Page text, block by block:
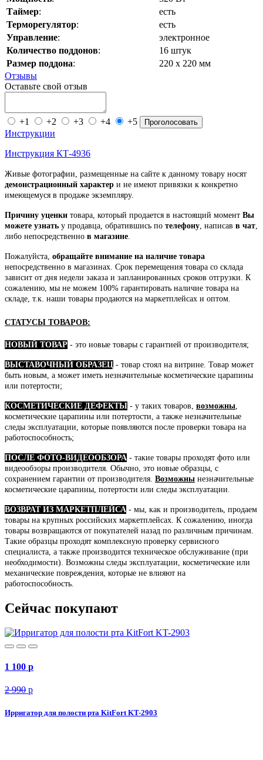
Таймер:
есть
Терморегулятор:
есть
Управление:
электронное
Количество поддонов:
16 штук
Размер поддона:
220 х 220 мм
Отзывы
Оставьте свой отзыв
+1 +2 +3 +4 +5 Проголосовать
Инструкции
Инструкция КТ-4936
Живые фотографии, размещенные на сайте к данному товару носят
демонстрационный характер и не имеют привязки к конкретно
имеющемуся в продаже экземпляру.
Причину уценки товара, который продается в настоящий момент Вы
можете узнать у продавца, обратившись по телефону, написав в чат,
либо непосредственно в магазине.
Пожалуйста, обращайте внимание на наличие товара
непосредственно в магазинах. Срок перемещения товара со склада
зависит от дня недели заказа и запланированных сроков отгрузки. К
сожалению, мы не можем 100% гарантировать наличие товара на
складе, т.к. наши товары продаются на маркетплейсах и оптом.
СТАТУСЫ ТОВАРОВ:
НОВЫЙ ТОВАР - это новые товары с гарантией от производителя;
ВЫСТАВОЧНЫЙ ОБРАЗЕЦ - товар стоял на витрине. Товар может
быть новым, а может иметь незначительные косметические царапины
или потертости;
КОСМЕТИЧЕСКИЕ ДЕФЕКТЫ - у таких товаров, возможны
косметические царапины или потертости, а также незначительные
следы эксплуатации, которые появляются после проверки товара на
работоспособность;
ПОСЛЕ ФОТО-ВИДЕООБЗОРА - такие товары проходят фото или
видеообзоры производителя. Обычно, это новые образцы, с
сохранением гарантии от производителя. Возможны незначительные
косметические царапины, потертости или следы эксплуатации.
ВОЗВРАТ ИЗ МАРКЕТПЛЕЙСА - мы, как и производитель, продаем
товары на крупных российских маркетплейсах. К сожалению, иногда
товары возвращаются от покупателей назад по различным причинам.
Такие образцы проходят комплексную проверку сервисного
специалиста, а также производится техническое обслуживание (при
необходимости). Возможны следы эксплуатации, косметические или
механические повреждения, которые не влияют на
работоспособность.
Сейчас покупают
1 100 p
2 990 p
Ирригатор для полости рта KitFort KT-2903